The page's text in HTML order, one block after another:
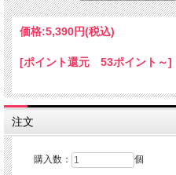
《ご注意》
実際の商品の色味に近づけて撮影して
価格:5,390円(税込)
[ポイント還元 53ポイント～]
注文
購入数： 個